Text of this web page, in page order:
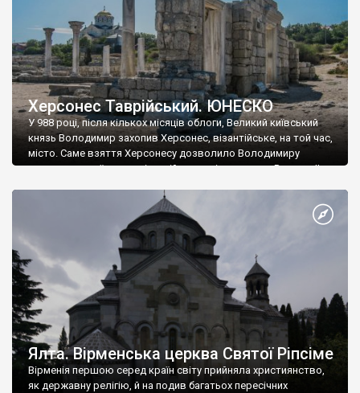
Херсонес Таврійський. ЮНЕСКО
У 988 році, після кількох місяців облоги, Великий київський
князь Володимир захопив Херсонес, візантійське, на той час,
місто. Саме взяття Херсонесу дозволило Володимиру
диктувати свої умови візантійському імператору Василю ІІ, та
Херсонесі Володимир-язичник, став Василем-християнином.
А потім було Хрещення Русі. На честь Херсонесу Таврійського
Ялта. Вірменська церква Святої Ріпсіме
Вірменія першою серед країн світу прийняла християнство,
як державну релігію, й на подив багатьох пересічних